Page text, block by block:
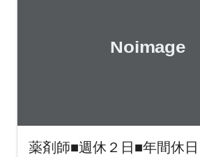
薬剤師■週休２日■年間休